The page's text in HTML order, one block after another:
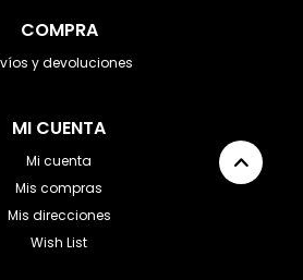
COMPRA
y devoluciones
MI CUENTA
Mi cuenta
Mis compras
Mis direcciones
Wish List